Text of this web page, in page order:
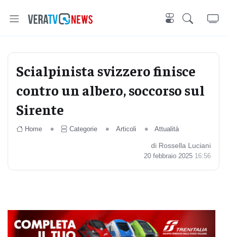
Scialpinista svizzero finisce
contro un albero, soccorso sul
Sirente
Home Categorie Articoli Attualità
di Rossella Luciani
20 febbraio 2025 16:56